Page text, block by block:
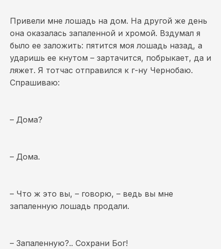
Привели мне лошадь на дом. На другой же день
она оказалась запаленной и хромой. Вздумал я
было ее заложить: пятится моя лошадь назад, а
ударишь ее кнутом – зартачится, побрыкает, да и
ляжет. Я тотчас отправился к г-ну Чернобаю.
Спрашиваю:
– Дома?
– Дома.
– Что ж это вы, – говорю, – ведь вы мне
запаленную лошадь продали.
– Запаленную?.. Сохрани Бог!